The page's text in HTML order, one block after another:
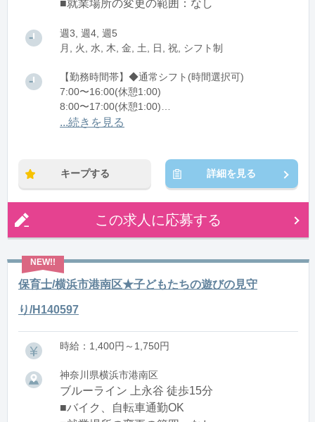
■就業場所の変更の範囲：なし
週3, 週4, 週5
月, 火, 水, 木, 金, 土, 日, 祝, シフト制
【勤務時間帯】◆通常シフト(時間選択可)
7:00〜16:00(休憩1:00)
8:00〜17:00(休憩1:00)
12:00〜21:00(休憩1:00)
...続きを見る
キープする 詳細を見る
この求人に応募する
保育士/横浜市港南区★子どもたちの遊びの見守
り/H140597
時給：1,400円～1,750円
神奈川県横浜市港南区
ブルーライン 上永谷 徒歩15分
■バイク、自転車通勤OK